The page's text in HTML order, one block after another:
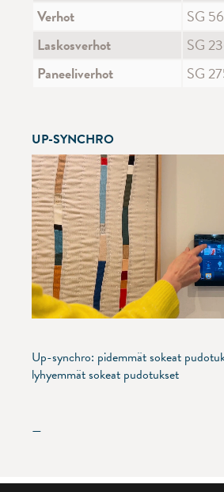
Verhot
SG
Laskosverhot
SG
Paneeliverhot
SG
UP-SYNCHRO
Up-synchro: pidemmät sokeat
lyhyemmät sokeat pudotukset
—